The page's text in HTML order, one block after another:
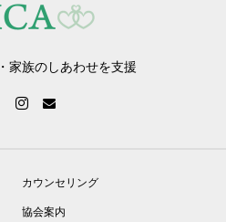
家族のしあわせを支援
カウンセリング
協会案内